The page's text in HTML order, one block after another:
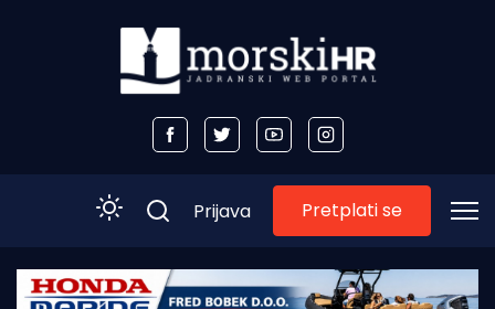
Početna
Prijava Pretplati se